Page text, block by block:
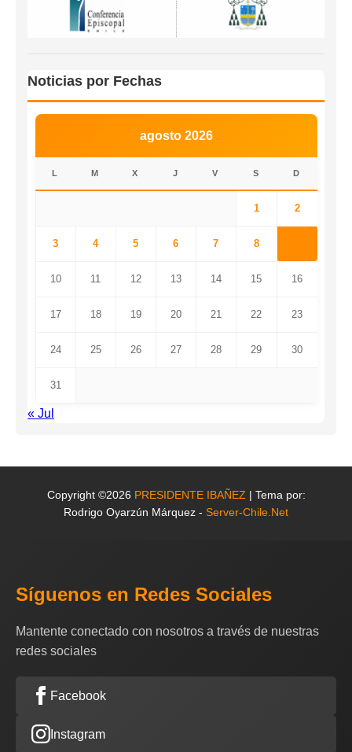
Noticias por Fechas
agosto 2026
L M X J V S D
1 2
3 4 5 6 7 8
10 11 12 13 14 15 16
17 18 19 20 21 22 23
24 25 26 27 28 29 30
31
« Jul
Copyright ©2026 PRESIDENTE IBAÑEZ | Tema por:
Rodrigo Oyarzún Márquez - Server-Chile.Net
Síguenos en Redes Sociales
Mantente conectado con nosotros a través de nuestras
redes sociales
Facebook
Instagram